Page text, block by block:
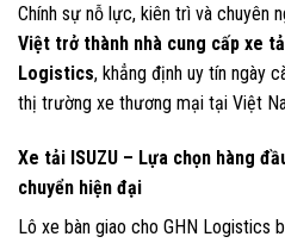
Chính sự nỗ lực, kiên trì và chuyên
Việt trở thành nhà cung cấp xe
Logistics, khẳng định uy tín ngày
thị trường xe thương mại tại Việt
Xe tải ISUZU – Lựa chọn hàng
chuyển hiện đại
Lô xe bàn giao cho GHN Logistics